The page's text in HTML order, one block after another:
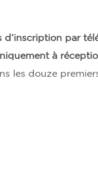
d’inscription par
à
les douze